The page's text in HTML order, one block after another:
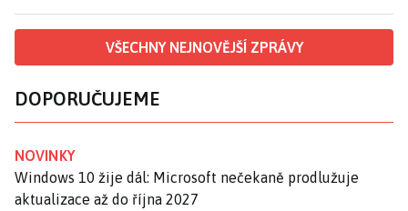
VŠECHNY NEJNOVĚJŠÍ ZPRÁVY
DOPORUČUJEME
NOVINKY
Windows 10 žije dál: Microsoft nečekaně prodlužuje
aktualizace až do října 2027